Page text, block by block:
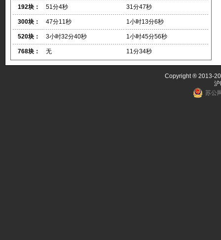
192块： 51分4秒 31分47秒
300块： 47分11秒 1小时13分6秒
520块： 3小时32分40秒 1小时45分56秒
768块： 无 11分34秒
Copyright ® 2013-
苏公